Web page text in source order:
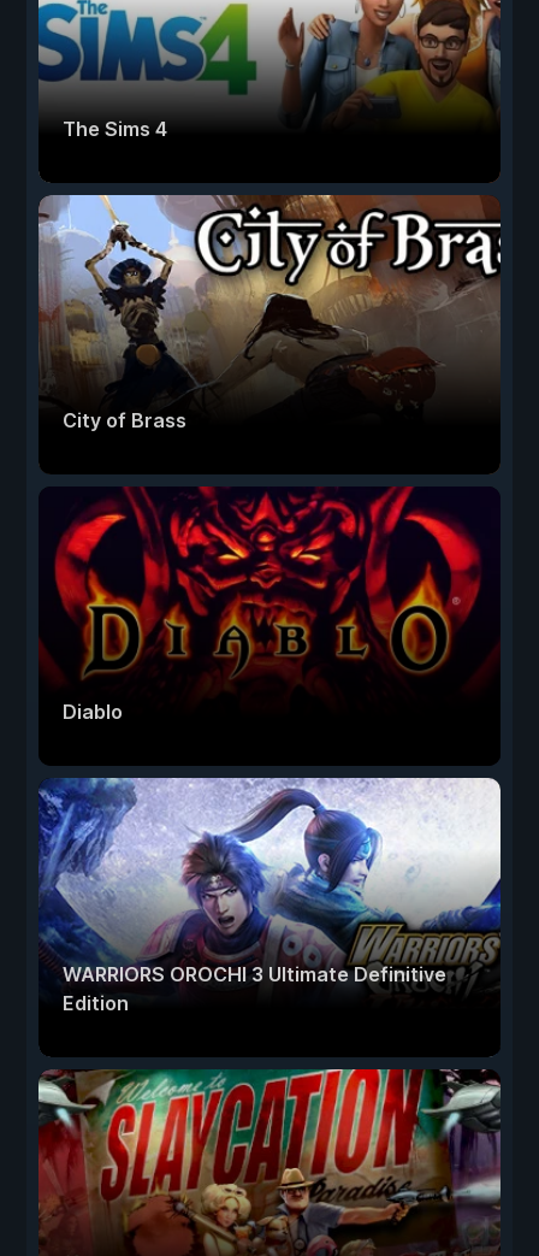
The Sims 4
City of Brass
Diablo
WARRIORS OROCHI 3 Ultimate Definitive
Edition